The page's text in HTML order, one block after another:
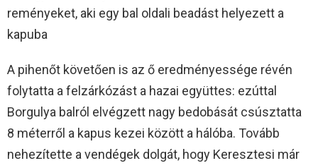
reményeket, aki egy bal oldali beadást helyezett a
kapuba
A pihenőt követően is az ő eredményessége révén
folytatta a felzárkózást a hazai együttes: ezúttal
Borgulya balról elvégzett nagy bedobását csúsztatta
8 méterről a kapus kezei között a hálóba. Tovább
nehezítette a vendégek dolgát, hogy Keresztesi már